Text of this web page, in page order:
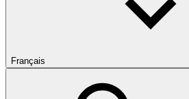
Français